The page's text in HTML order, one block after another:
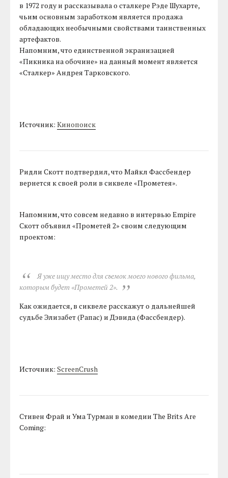
в 1972 году и рассказывала о сталкере Рэде Шухарте,
чьим основным заработком является продажа
обладающих необычными свойствами таинственных
артефактов.
Напомним, что единственной экранизацией
«Пикника на обочине» на данный момент является
«Сталкер» Андрея Тарковского.
Источник:Кинопоиск
Ридли Скотт подтвердил, что Майкл Фассбендер
вернется к своей роли в сиквеле «Прометея».
Напомним, что совсем недавно в интервью Empire
Скотт объявил «Прометей 2» своим следующим
проектом:
Я уже ищу место для съемок моего нового фильма,
которым будет «Прометей 2».
Как ожидается, в сиквеле расскажут о дальнейшей
судьбе Элизабет (Рапас) и Дэвида (Фассбендер).
Источник:ScreenCrush
Стивен Фрай и Ума Турман в комедии The Brits Are
Coming: